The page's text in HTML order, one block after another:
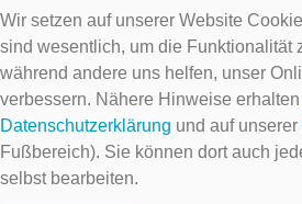
Wir setzen auf unserer Website
sind wesentlich, um die Funktionalität
während andere uns helfen, unser
verbessern. Nähere Hinweise
Datenschutzerklärung und auf unserer
Fußbereich). Sie können dort auch
selbst bearbeiten.